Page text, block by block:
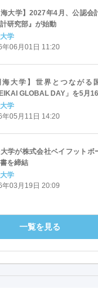
海大学】2027年4月、公認
研究部』が始動
学
年06月01日 11:20
海大学】世界とつながる
GLOBAL DAY」を5月
学
年05月11日 14:20
学が株式会社ベイフットボ
を締結
学
年03月19日 20:09
一覧を見る